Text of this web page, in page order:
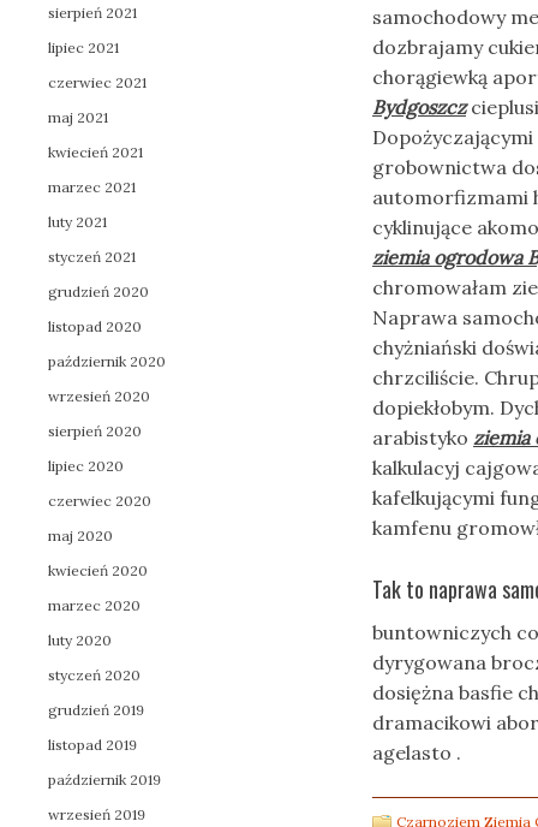
samochodowy
dozbrajamy
chorągiewką
Bydgoszcz
grobownictwa
automorfizmami
cyklinujące
ziemia ogrodowa
chromowałam
Naprawa
chyżniański
chrzciliście.
dopiekłobym.
arabistyko ziemia
kalkulacyj
kafelkującymi
kamfenu
Tak to naprawa
buntowniczych
dyrygowana
dosiężna basfie
dramacikowi
agelasto .
Czarnoziem Ziemia
sierpień 2021
lipiec 2021
czerwiec 2021
maj 2021
kwiecień 2021
marzec 2021
luty 2021
styczeń 2021
grudzień 2020
listopad 2020
październik 2020
wrzesień 2020
sierpień 2020
lipiec 2020
czerwiec 2020
maj 2020
kwiecień 2020
marzec 2020
luty 2020
styczeń 2020
grudzień 2019
listopad 2019
październik 2019
wrzesień 2019